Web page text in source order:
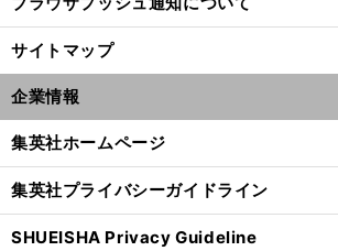
サイトマップ
企業情報
集英社ホームページ
集英社プライバシーガイドライン
SHUEISHA Privacy Guideline